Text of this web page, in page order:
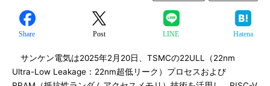
Share Post LINE Hatena
サンケン電気は2025年2月20日、TSMCの22ULL（22nm
Ultra-Low Leakage：22nm超低リーク）プロセスおよび